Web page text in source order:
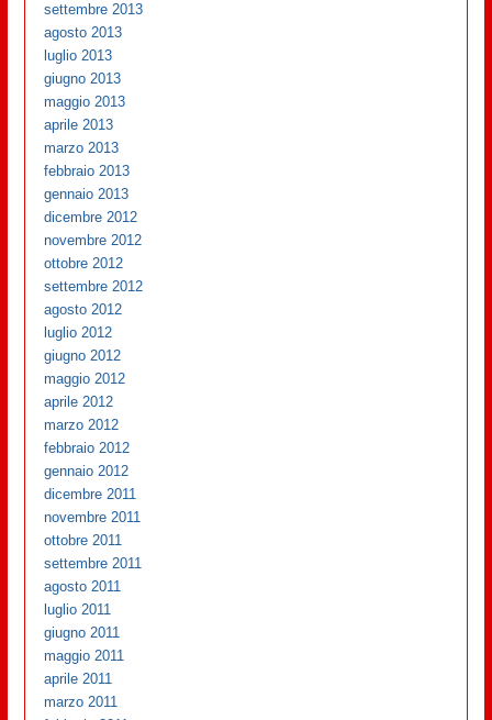
settembre 2013
agosto 2013
luglio 2013
giugno 2013
maggio 2013
aprile 2013
marzo 2013
febbraio 2013
gennaio 2013
dicembre 2012
novembre 2012
ottobre 2012
settembre 2012
agosto 2012
luglio 2012
giugno 2012
maggio 2012
aprile 2012
marzo 2012
febbraio 2012
gennaio 2012
dicembre 2011
novembre 2011
ottobre 2011
settembre 2011
agosto 2011
luglio 2011
giugno 2011
maggio 2011
aprile 2011
marzo 2011